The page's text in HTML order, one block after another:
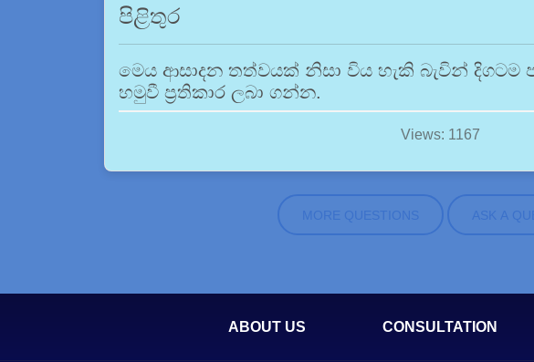
පිළිතුර
මෙය ආසාදන තත්වයක් නිසා විය හැකි බැවින්
හමුවී ප්‍රතිකාර ලබා ගන්න.
Views: 1167
MORE QUESTIONS ASK A
ABOUT US CONSULTATION